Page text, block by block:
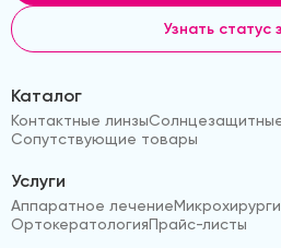
Узнать статус
Каталог
Контактные линзы
Сопутствующие товары
Услуги
Аппаратное лечение
ОртокератологияПрайс-листы